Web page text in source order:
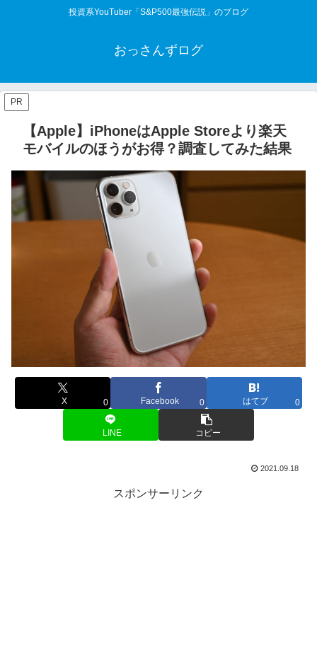
投資系YouTuber「S&P500最強伝説」のブログ
おっさんずログ
PR
【Apple】iPhoneはApple Storeより楽天
モバイルのほうがお得？調査してみた結果
X 0 Facebook 0 はてブ 0
LINE コピー
2021.09.18
スポンサーリンク